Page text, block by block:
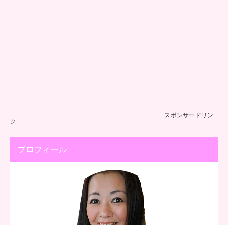
スポンサードリン
ク
プロフィール